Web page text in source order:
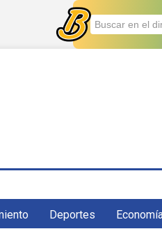
Deportes